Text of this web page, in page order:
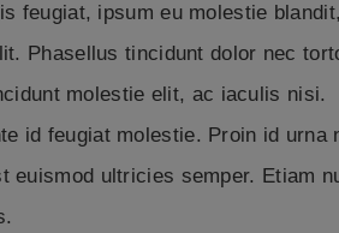
feugiat, ipsum eu molestie blandit,
Phasellus tincidunt dolor nec
molestie elit, ac iaculis nisi.
id feugiat molestie. Proin id urna
euismod ultricies semper. Etiam